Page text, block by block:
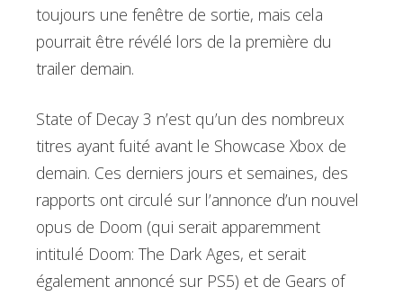
toujours une fenêtre de sortie, mais cela
pourrait être révélé lors de la première du
trailer demain.
State of Decay 3 n’est qu’un des nombreux
titres ayant fuité avant le Showcase Xbox de
demain. Ces derniers jours et semaines, des
rapports ont circulé sur l’annonce d’un nouvel
opus de Doom (qui serait apparemment
intitulé Doom: The Dark Ages, et serait
également annoncé sur PS5) et de Gears of